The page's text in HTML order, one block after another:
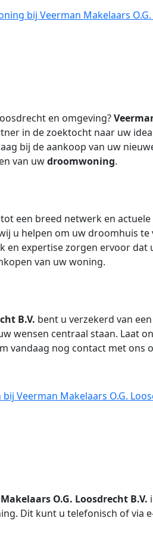
bij Veerman Makelaars O.G.
en omgeving?
in de zoektocht naar uw
bij de aankoop van uw
van uwdroomwoning.
een breed netwerk en actuele
u helpen om uw droomhuis te
en expertise zorgen ervoor
van uw woning.
B.V. bent u verzekerd van
wensen centraal staan. Laat
vandaag nog contact met ons
Veerman Makelaars O.G.
O.G. Loosdrecht B.V.
Dit kunt u telefonisch of via